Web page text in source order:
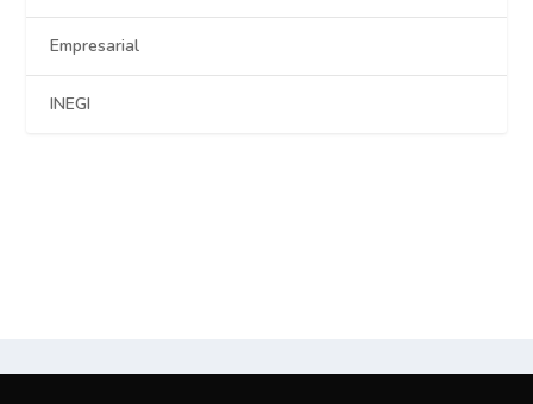
Empresarial
INEGI